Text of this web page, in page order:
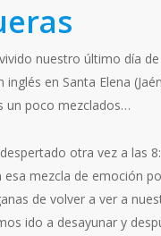
nuestro último día de
inglés en Santa Elena
un poco mezclados…
otra vez a las
esa mezcla de emoción
de volver a ver a
ido a desayunar y